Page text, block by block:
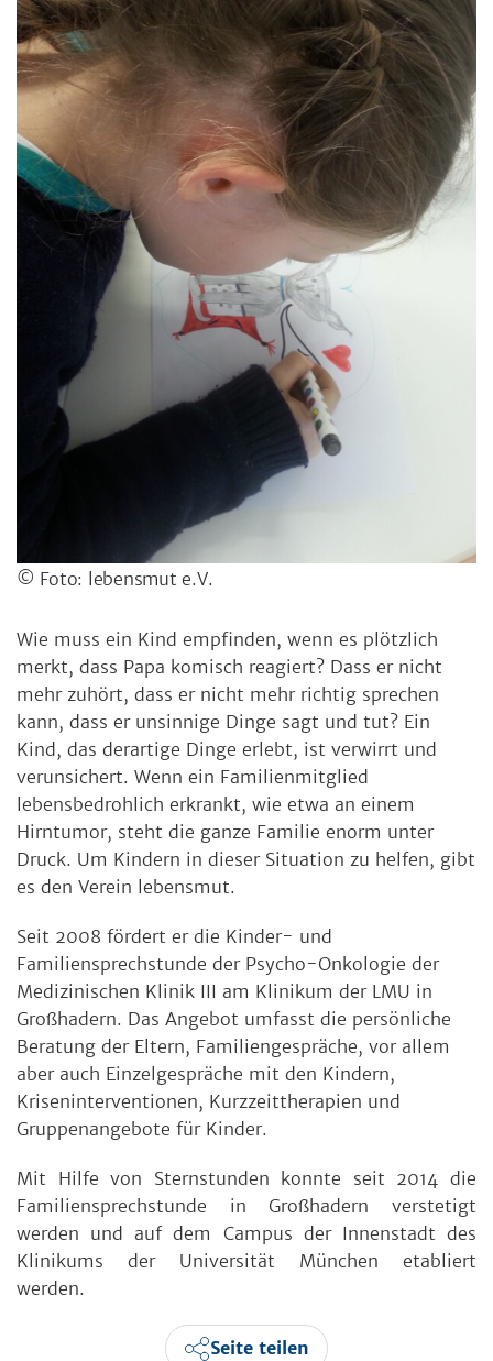
© Foto: lebensmut e.V.
Wie muss ein Kind empfinden, wenn es plötzlich
merkt, dass Papa komisch reagiert? Dass er nicht
mehr zuhört, dass er nicht mehr richtig sprechen
kann, dass er unsinnige Dinge sagt und tut? Ein
Kind, das derartige Dinge erlebt, ist verwirrt und
verunsichert. Wenn ein Familienmitglied
lebensbedrohlich erkrankt, wie etwa an einem
Hirntumor, steht die ganze Familie enorm unter
Druck. Um Kindern in dieser Situation zu helfen, gibt
es den Verein lebensmut.
Seit 2008 fördert er die Kinder- und
Familiensprechstunde der Psycho-Onkologie der
Medizinischen Klinik III am Klinikum der LMU in
Großhadern. Das Angebot umfasst die persönliche
Beratung der Eltern, Familiengespräche, vor allem
aber auch Einzelgespräche mit den Kindern,
Kriseninterventionen, Kurzzeittherapien und
Gruppenangebote für Kinder.
Mit Hilfe von Sternstunden konnte seit 2014 die
Familiensprechstunde in Großhadern verstetigt
werden und auf dem Campus der Innenstadt des
Klinikums der Universität München etabliert
werden.
Seite teilen